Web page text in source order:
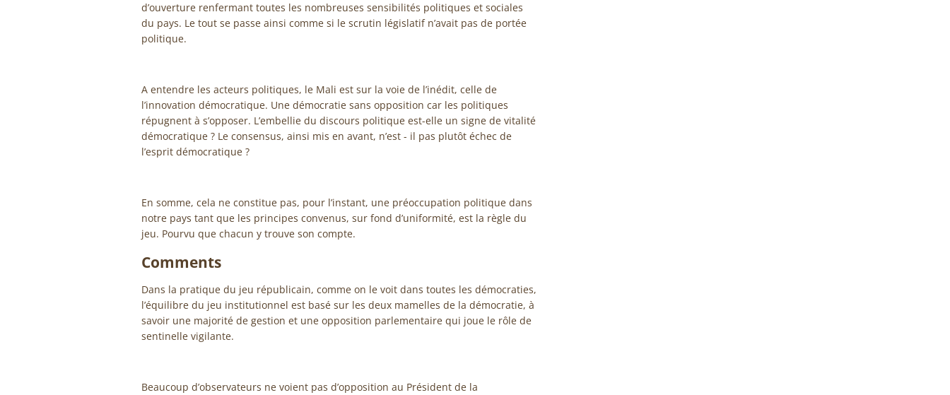
d’ouverture renfermant toutes les nombreuses sensibilités politiques et sociales
du pays. Le tout se passe ainsi comme si le scrutin législatif n’avait pas de portée
politique.
A entendre les acteurs politiques, le Mali est sur la voie de l’inédit, celle de
l’innovation démocratique. Une démocratie sans opposition car les politiques
répugnent à s’opposer. L’embellie du discours politique est-elle un signe de vitalité
démocratique ? Le consensus, ainsi mis en avant, n’est - il pas plutôt échec de
l’esprit démocratique ?
En somme, cela ne constitue pas, pour l’instant, une préoccupation politique dans
notre pays tant que les principes convenus, sur fond d’uniformité, est la règle du
jeu. Pourvu que chacun y trouve son compte.
Comments
Dans la pratique du jeu républicain, comme on le voit dans toutes les démocraties,
l’équilibre du jeu institutionnel est basé sur les deux mamelles de la démocratie, à
savoir une majorité de gestion et une opposition parlementaire qui joue le rôle de
sentinelle vigilante.
Beaucoup d’observateurs ne voient pas d’opposition au Président de la